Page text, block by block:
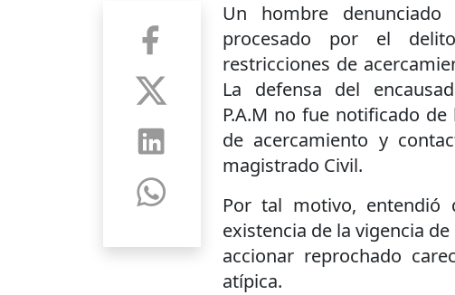
Un hombre
procesado por el
restricciones de
La defensa del
P.A.M no fue notificado
de acercamiento y
magistrado Civil.
Por tal motivo, entendió
existencia de la vigencia
accionar reprochado
atípica.